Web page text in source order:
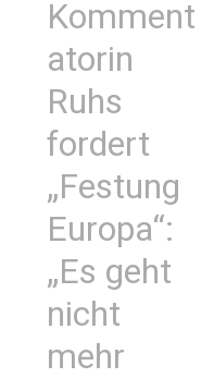
Komment
atorin
Ruhs
fordert
„Festung
Europa“:
„Es geht
nicht
mehr